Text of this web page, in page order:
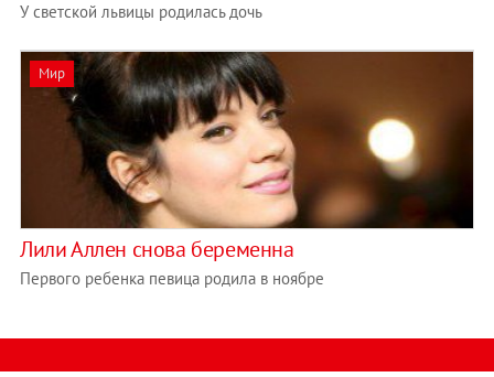
У светской львицы родилась дочь
Мир
Лили Аллен снова беременна
Первого ребенка певица родила в ноябре